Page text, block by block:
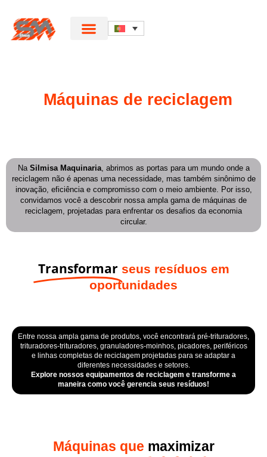
Máquinas de reciclagem
Na Silmisa Maquinaria, abrimos as portas para um mundo onde a
reciclagem não é apenas uma necessidade, mas também sinônimo de
inovação, eficiência e compromisso com o meio ambiente. Por isso,
convidamos você a descobrir nossa ampla gama de máquinas de
reciclagem, projetadas para enfrentar os desafios da economia
circular.
Transformar seus resíduos em
oportunidades
Entre nossa ampla gama de produtos, você encontrará pré-trituradores,
trituradores-trituradores, granuladores-moinhos, picadores, periféricos
e linhas completas de reciclagem projetadas para se adaptar a
diferentes necessidades e setores.
Explore nossos equipamentos de reciclagem e transforme a
maneira como você gerencia seus resíduos!
Máquinas que maximizar